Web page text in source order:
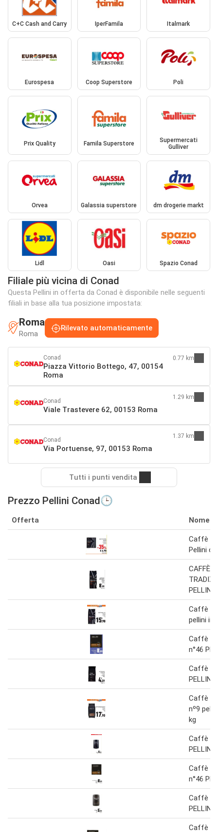
C+C Cash and Carry IperFamila Italmark
Eurospesa Coop Superstore Poli
Prix Quality Famila Superstore
Supermercati
Gulliver
Orvea Galassia superstore dm drogerie markt
Lidl Oasi Spazio Conad
Filiale più vicina di Conad
Questa Pellini in offerta da Conad è disponibile nelle seguenti
filiali in base alla tua posizione impostata:
Roma
Roma
Rilevato automaticamente
Conad
Piazza Vittorio Bottego, 47, 00154
Roma
0.77 km
Conad
Viale Trastevere 62, 00153 Roma
1.29 km
Conad
Via Portuense, 97, 00153 Roma
1.37 km
Tutti i punti vendita
Prezzo Pellini Conad🕒
Offerta Nome
Caffè
Pellini
CAFFÈ
PELLINI
Caffè
pellini in
Caffè
n°46
Caffè
PELLINI
Caffè
nº9
kg
Caffè
PELLINI
Caffè
n°46
Caffè
PELLINI
Caffè